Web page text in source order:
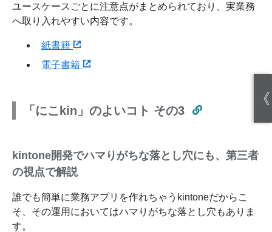
ユースケースごとに注意点がまとめられており、実業務
へ取り入れやすい内容です。
紙書籍
電子書籍
「にこkin」のよいコト その3
kintone開発でハマりがちな落とし穴にも、第三者
の視点で解説
誰でも簡単に業務アプリを作れちゃうkintoneだからこ
そ、その運用においてはハマりがちな落とし穴もありま
す。
《